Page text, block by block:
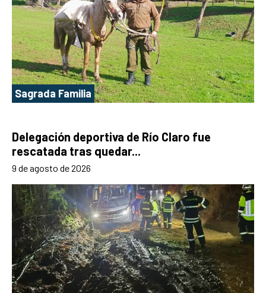
Sagrada Familia
Delegación deportiva de Río Claro fue
rescatada tras quedar...
9 de agosto de 2026